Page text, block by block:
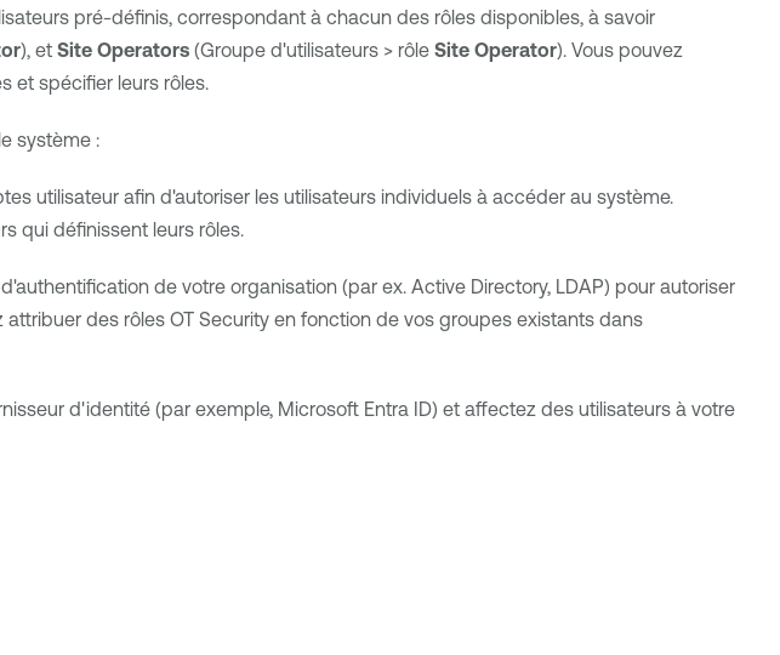
pré-définis, correspondant à chacun des rôles disponibles, à savoir
), et Site Operators(Groupe d'utilisateurs > rôle Site Operator). Vous pouvez
et spécifier leurs rôles.
système :
utilisateur afin d'autoriser les utilisateurs individuels à accéder au système.
qui définissent leurs rôles.
de votre organisation (par ex. Active Directory, LDAP) pour autoriser
attribuer des rôles OT Securityen fonction de vos groupes existants dans
d'identité (par exemple, Microsoft Entra ID) et affectez des utilisateurs à votre